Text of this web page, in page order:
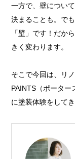
一方で、壁につい
決まることも。で
「壁」です！だか
きく変わります。
そこで今回は、リ
PAINTS（ポーター
に塗装体験をしてき